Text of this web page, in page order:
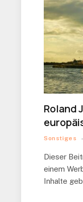
Roland
Sonstiges
Dieser
einem
Inhalte